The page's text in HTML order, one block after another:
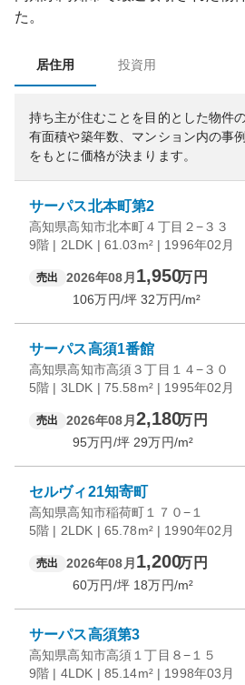
た。
居住用 投資用
持ち主が住むことを目的とした物件
有面積や築年数、マンション内の事
をもとに価格が決まります。
サーパス北本町第2
高知県高知市北本町４丁目２−３３
9階 | 2LDK | 61.03m² | 1996年02月
売出 2026年08月 1,950万円
106万円/坪 32万円/m²
サーパス高須1番館
高知県高知市高須３丁目１４−３０
5階 | 3LDK | 75.58m² | 1995年02月
売出 2026年08月 2,180万円
95万円/坪 29万円/m²
セルヴィ21知寄町
高知県高知市稲荷町１７０−１
5階 | 2LDK | 65.78m² | 1990年02月
売出 2026年08月 1,200万円
60万円/坪 18万円/m²
サーパス高須第3
高知県高知市高須１丁目８−１５
9階 | 4LDK | 85.14m² | 1998年03月